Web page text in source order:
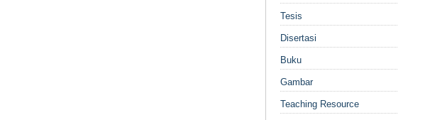
Tesis
Disertasi
Buku
Gambar
Teaching Resource